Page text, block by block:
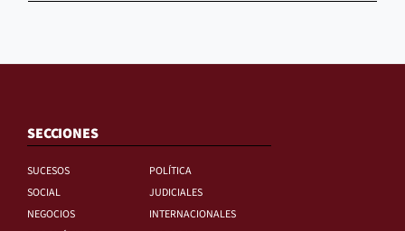
SECCIONES
SUCESOS
POLÍTICA
SOCIAL
JUDICIALES
NEGOCIOS
INTERNACIONALES